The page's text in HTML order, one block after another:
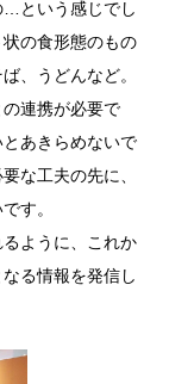
…という感じでし
の食形態のもの
、うどんなど。
連携が必要で
あきらめないで
な工夫の先に、
す。
るように、これか
る情報を発信し